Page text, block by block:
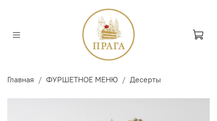
Главная ФУРШЕТНОЕ МЕНЮ Десерты